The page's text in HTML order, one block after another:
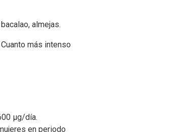
almejas.
más intenso
μg/día.
en periodo